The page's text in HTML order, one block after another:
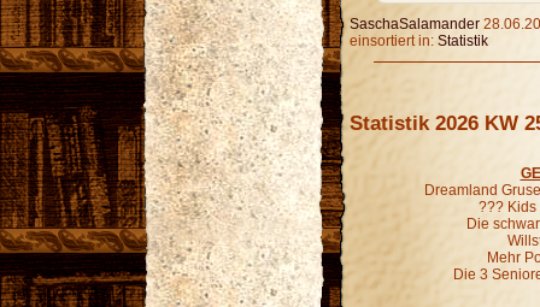
SaschaSalamander
einsortiert in: Statistik
Statistik 2026 KW
Dreamland
??? Kids
Die
Mehr
Die 3